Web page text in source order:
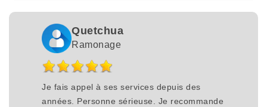
Quetchua
Ramonage
Je fais appel à ses services depuis des
années. Personne sérieuse. Je recommande